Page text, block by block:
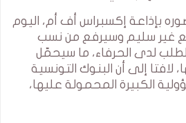
بإذاعة إكسبراس أف أم، اليوم
غير سليم وسيرفع من نسب
لدى الحرفاء، ما سيحمّل
لافتا إلى أن البنوك التونسية
الكبيرة المحمولة عليها،